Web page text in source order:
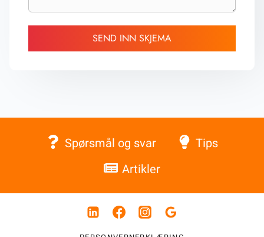
SEND INN SKJEMA
Spørsmål og svar
Tips
Artikler